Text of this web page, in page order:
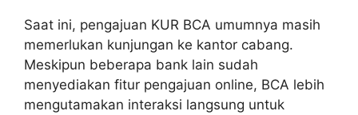
Saat ini, pengajuan KUR BCA umumnya masih
memerlukan kunjungan ke kantor cabang.
Meskipun beberapa bank lain sudah
menyediakan fitur pengajuan online, BCA lebih
mengutamakan interaksi langsung untuk